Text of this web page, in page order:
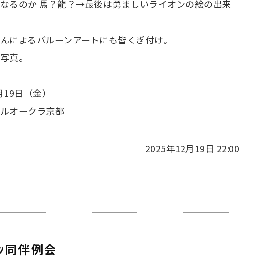
るのか 馬？龍？→最後は勇ましいライオンの絵の出来
によるバルーンアートにも皆くぎ付け。
真。
日（金）
オークラ京都
2025年12月19日 22:00
伴例会